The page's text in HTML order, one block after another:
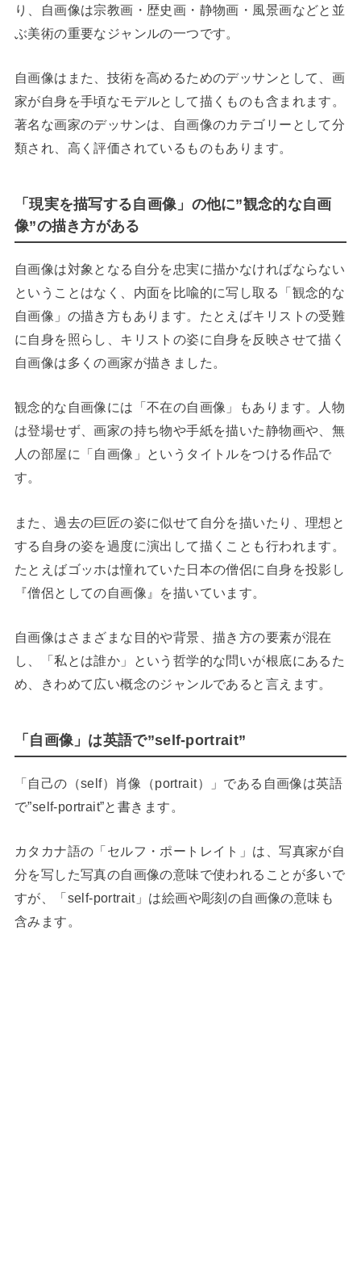
り、自画像は宗教画・歴史画・静物画・風景画などと並
ぶ美術の重要なジャンルの一つです。
自画像はまた、技術を高めるためのデッサンとして、画
家が自身を手頃なモデルとして描くものも含まれます。
著名な画家のデッサンは、自画像のカテゴリーとして分
類され、高く評価されているものもあります。
「現実を描写する自画像」の他に”観念的な自画
像”の描き方がある
自画像は対象となる自分を忠実に描かなければならない
ということはなく、内面を比喩的に写し取る「観念的な
自画像」の描き方もあります。たとえばキリストの受難
に自身を照らし、キリストの姿に自身を反映させて描く
自画像は多くの画家が描きました。
観念的な自画像には「不在の自画像」もあります。人物
は登場せず、画家の持ち物や手紙を描いた静物画や、無
人の部屋に「自画像」というタイトルをつける作品で
す。
また、過去の巨匠の姿に似せて自分を描いたり、理想と
する自身の姿を過度に演出して描くことも行われます。
たとえばゴッホは憧れていた日本の僧侶に自身を投影し
『僧侶としての自画像』を描いています。
自画像はさまざまな目的や背景、描き方の要素が混在
し、「私とは誰か」という哲学的な問いが根底にあるた
め、きわめて広い概念のジャンルであると言えます。
「自画像」は英語で”self-portrait”
「自己の（self）肖像（portrait）」である自画像は英語
で”self-portrait”と書きます。
カタカナ語の「セルフ・ポートレイト」は、写真家が自
分を写した写真の自画像の意味で使われることが多いで
すが、「self-portrait」は絵画や彫刻の自画像の意味も
含みます。